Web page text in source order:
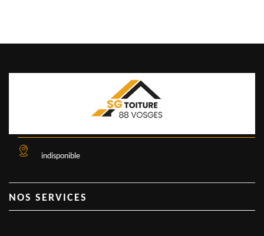
indisponible
NOS SERVICES